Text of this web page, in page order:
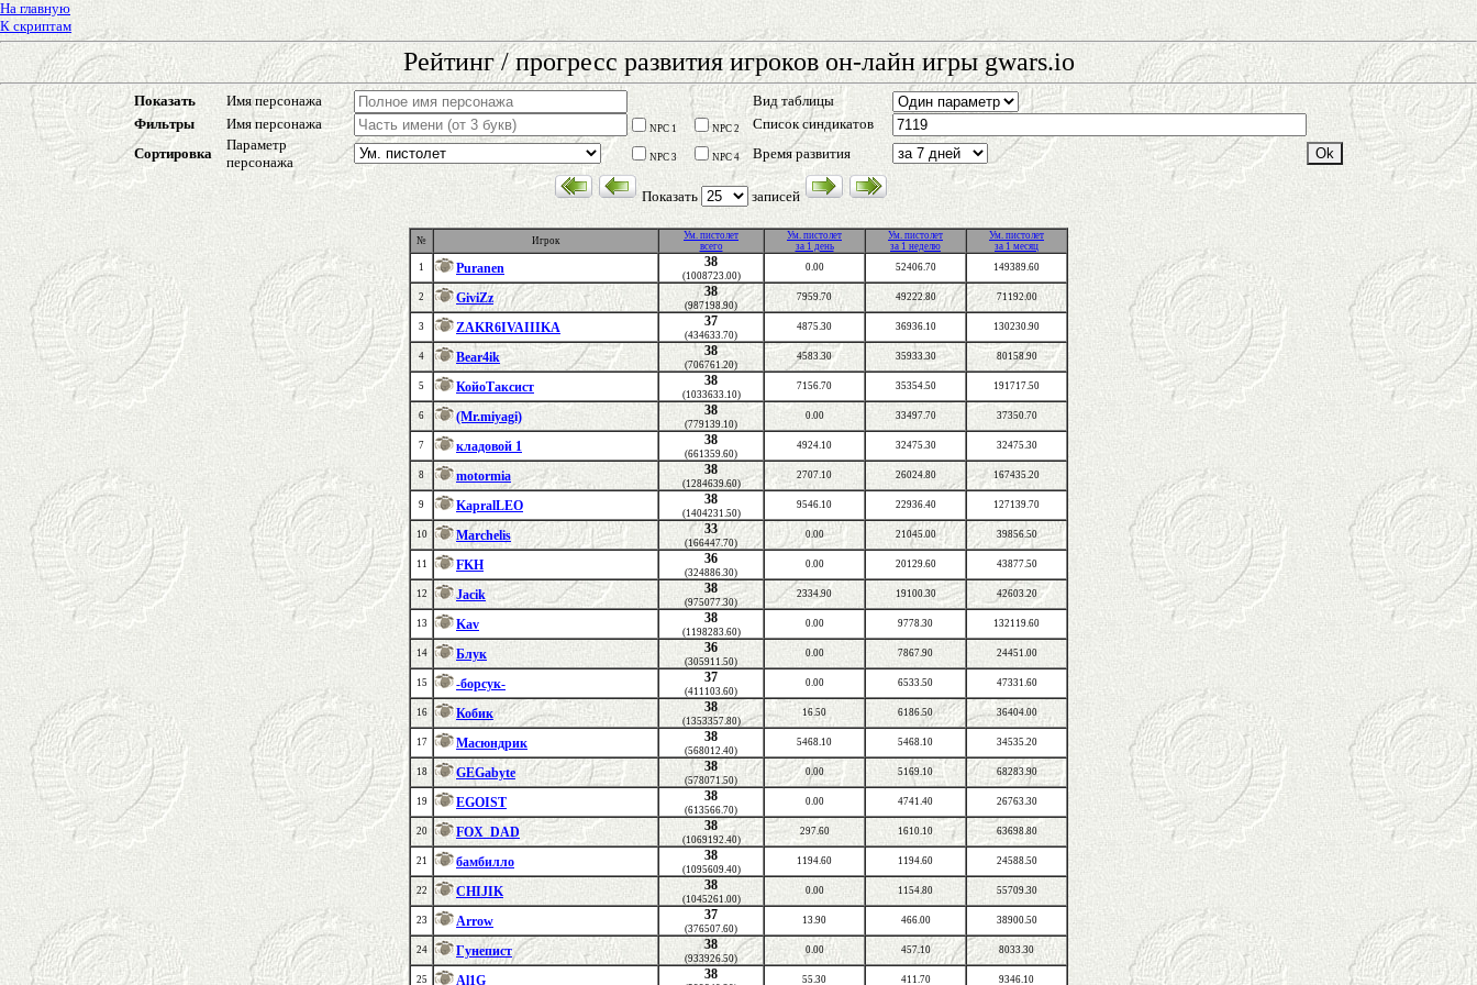
На главную
К скриптам
Рейтинг / прогресс развития игроков он-лайн игры gwars.io
Показать Имя персонажа
Вид таблицы
Фильтры
Имя персонажа NPC 1 NPC 2
Список синдикатов
Сортировка
Параметр
персонажа
NPC 3 NPC 4 Время развития
Показать записей
№ Игрок
Ум. пистолет
всего
Ум. пистолет
за 1 день
Ум. пистолет
за 1 неделю
Ум. пистолет
за 1 месяц
1
Puranen 38
(1008723.00)
0.00 52406.70 149389.60
2 GiviZz 38
(987198.90)
7959.70 49222.80 71192.00
3 ZAKR6IVAIIIKA 37
(434633.70)
4875.30 36936.10 130230.90
4 Bear4ik 38
(706761.20)
4583.30 35933.30 80158.90
5 КойоТаксист 38
(1033633.10)
7156.70 35354.50 191717.50
6 (Mr.miyagi) 38
(779139.10)
0.00 33497.70 37350.70
7 кладовой 1 38
(661359.60)
4924.10 32475.30 32475.30
8 motormia 38
(1284639.60)
2707.10 26024.80 167435.20
9 KapralLEO 38
(1404231.50)
9546.10 22936.40 127139.70
10 Marchelis 33
(166447.70)
0.00 21045.00 39856.50
11 FKH 36
(324886.30)
0.00 20129.60 43877.50
12 Jacik 38
(975077.30)
2334.90 19100.30 42603.20
13 Kav 38
(1198283.60)
0.00 9778.30 132119.60
14 Блук 36
(305911.50)
0.00 7867.90 24451.00
15 -борсук- 37
(411103.60)
0.00 6533.50 47331.60
16 Кобик 38
(1353357.80)
16.50 6186.50 36404.00
17 Масюндрик 38
(568012.40)
5468.10 5468.10 34535.20
18 GEGabyte 38
(578071.50)
0.00 5169.10 68283.90
19 EGOIST 38
(613566.70)
0.00 4741.40 26763.30
20 FOX_DAD 38
(1069192.40)
297.60 1610.10 63698.80
21 бамбилло 38
(1095609.40)
1194.60 1194.60 24588.50
22 CHIJIK 38
(1045261.00)
0.00 1154.80 55709.30
23 Arrow 37
(376507.60)
13.90 466.00 38900.50
24 Гунепист 38
(933926.50)
0.00 457.10 8033.30
25 Al1G 38 55.30 411.70 9346.10